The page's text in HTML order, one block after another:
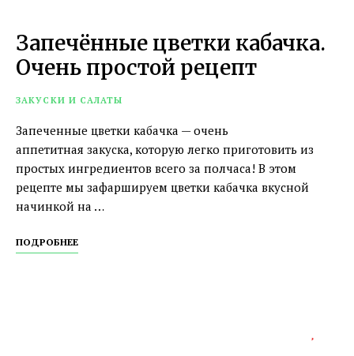
Запечённые цветки кабачка.
Очень простой рецепт
ЗАКУСКИ И САЛАТЫ
Запеченные цветки кабачка — очень
аппетитная закуска, которую легко приготовить из
простых ингредиентов всего за полчаса! В этом
рецепте мы зафаршируем цветки кабачка вкусной
начинкой на …
ПОДРОБНЕЕ